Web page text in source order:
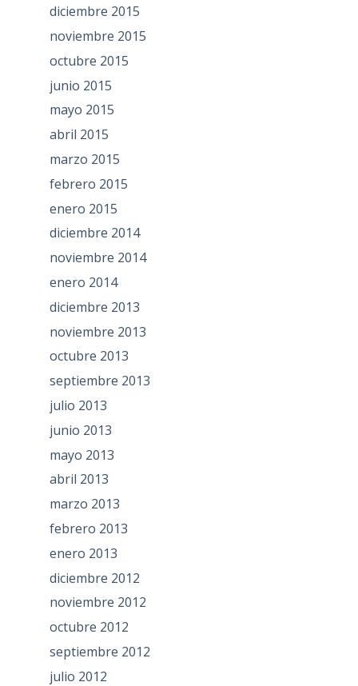
diciembre 2015
noviembre 2015
octubre 2015
junio 2015
mayo 2015
abril 2015
marzo 2015
febrero 2015
enero 2015
diciembre 2014
noviembre 2014
enero 2014
diciembre 2013
noviembre 2013
octubre 2013
septiembre 2013
julio 2013
junio 2013
mayo 2013
abril 2013
marzo 2013
febrero 2013
enero 2013
diciembre 2012
noviembre 2012
octubre 2012
septiembre 2012
julio 2012